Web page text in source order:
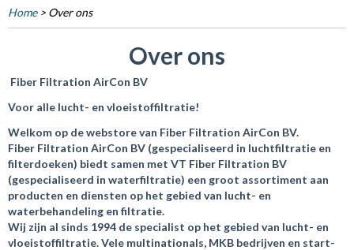
Home> Over ons
Over ons
Fiber Filtration AirCon BV
Voor alle lucht- en vloeistoffiltratie!
Welkom op de webstore van Fiber Filtration AirCon BV.
Fiber Filtration AirCon BV (gespecialiseerd in luchtfiltratie en
filterdoeken) biedt samen met VT Fiber Filtration BV
(gespecialiseerd in waterfiltratie) een groot assortiment aan
producten en diensten op het gebied van lucht- en
waterbehandeling en filtratie.
Wij zijn al sinds 1994 de specialist op het gebied van lucht- en
vloeistoffiltratie. Vele multinationals, MKB bedrijven en start-